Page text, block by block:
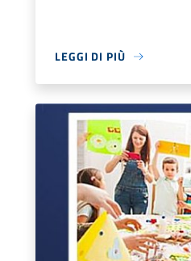
LEGGI DI PIÙ